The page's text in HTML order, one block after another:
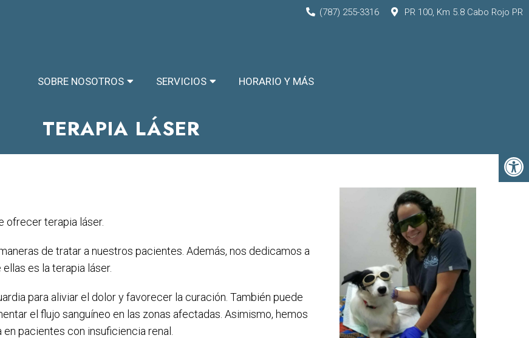
(787) 255-3316 PR 100, Km 5.8 Cabo Rojo PR
SOBRE NOSOTROS SERVICIOS HORARIO Y MÁS
TERAPIA LÁSER
ofrecer terapia láser.
de tratar a nuestros pacientes. Además, nos dedicamos a
es la terapia láser.
para aliviar el dolor y favorecer la curación. También puede
el flujo sanguíneo en las zonas afectadas. Asimismo, hemos
pacientes con insuficiencia renal.